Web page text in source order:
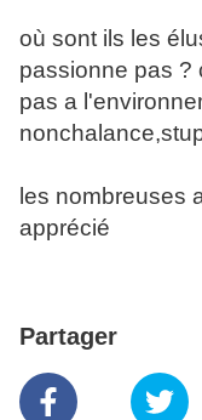
où sont ils les
passionne pas ?
pas a
les nombreuses
apprécié
Partager